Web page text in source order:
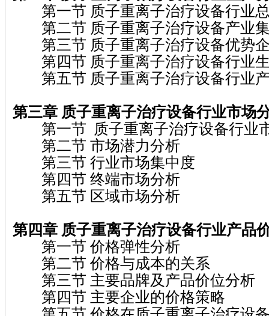
第一节 质子重离子治疗设备行业
第二节 质子重离子治疗设备产业
第三节 质子重离子治疗设备优势
第四节 质子重离子治疗设备行业
第五节 质子重离子治疗设备行业
第三章 质子重离子治疗设备行业市场
第一节 质子重离子治疗设备行业
第二节 市场潜力分析
第三节 行业市场集中度
第四节 终端市场分析
第五节 区域市场分析
第四章 质子重离子治疗设备行业产品
第一节 价格弹性分析
第二节 价格与成本的关系
第三节 主要品牌及产品价位分析
第四节 主要企业的价格策略